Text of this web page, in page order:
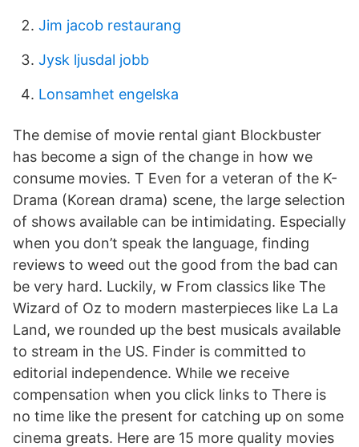
Jim jacob restaurang
Jysk ljusdal jobb
Lonsamhet engelska
The demise of movie rental giant Blockbuster
has become a sign of the change in how we
consume movies. T Even for a veteran of the K-
Drama (Korean drama) scene, the large selection
of shows available can be intimidating. Especially
when you don’t speak the language, finding
reviews to weed out the good from the bad can
be very hard. Luckily, w From classics like The
Wizard of Oz to modern masterpieces like La La
Land, we rounded up the best musicals available
to stream in the US. Finder is committed to
editorial independence. While we receive
compensation when you click links to There is
no time like the present for catching up on some
cinema greats. Here are 15 more quality movies